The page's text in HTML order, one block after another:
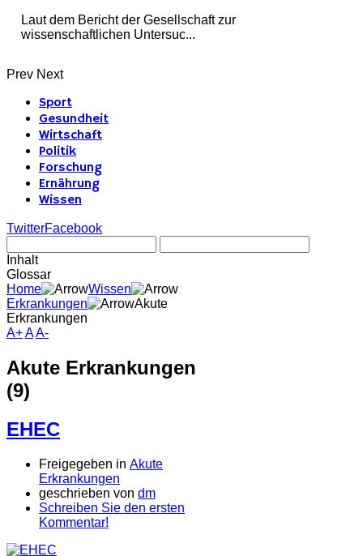
Laut dem Bericht der Gesellschaft zur
wissenschaftlichen Untersuc...
Prev Next
Sport
Gesundheit
Wirtschaft
Politik
Forschung
Ernährung
Wissen
TwitterFacebook
Inhalt
Glossar
Home
Wissen
Erkrankungen
Akute
Erkrankungen
A+AA-
Akute Erkrankungen
(9)
EHEC
Freigegeben in Akute
Erkrankungen
geschrieben von dm
Schreiben Sie den ersten
Kommentar!